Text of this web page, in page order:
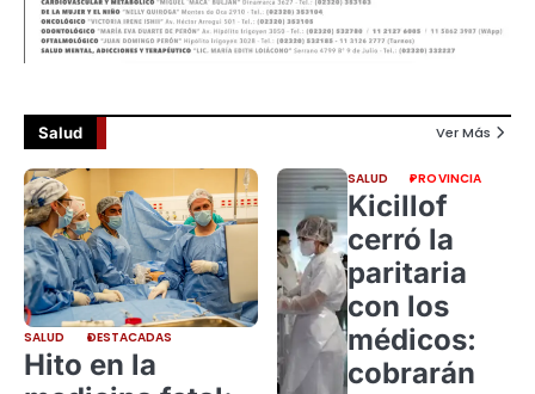
Salud Ver Más
SALUD DESTACADAS
Hito en la
SALUD PROVINCIA
Kicillof
cerró la
paritaria
con los
médicos:
cobrarán